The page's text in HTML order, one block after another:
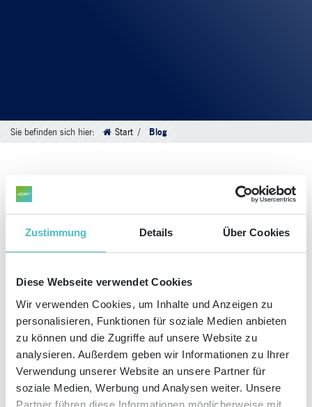
Zustimmung Details Über Cookies
Diese Webseite verwendet Cookies
Wir verwenden Cookies, um Inhalte und Anzeigen zu
personalisieren, Funktionen für soziale Medien anbieten
zu können und die Zugriffe auf unsere Website zu
analysieren. Außerdem geben wir Informationen zu Ihrer
Verwendung unserer Website an unsere Partner für
soziale Medien, Werbung und Analysen weiter. Unsere
Partner führen diese Informationen möglicherweise mit
Sie befinden sich hier: Start Blog
KATEGORIEN
Ein neuer Look für die Tochter